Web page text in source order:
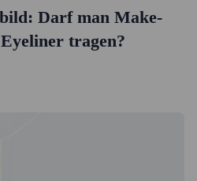
Darf man Make-
tragen?